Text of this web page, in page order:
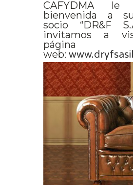
CAFYDMA
bienvenida a
socio “DR&F
invitamos a
página
web: